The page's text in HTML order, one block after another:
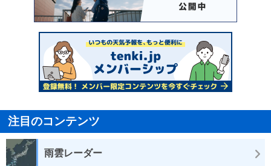
注目のコンテンツ
雨雲レーダー